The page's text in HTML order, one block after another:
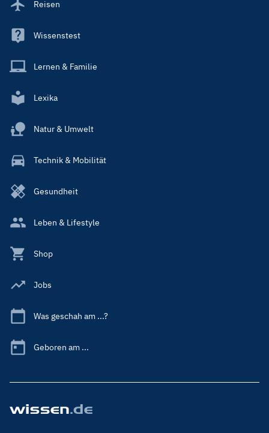
Reisen
Wissenstest
Lernen & Familie
Lexika
Natur & Umwelt
Technik & Mobilität
Gesundheit
Leben & Lifestyle
Shop
Jobs
Was geschah am ...?
Geboren am ...